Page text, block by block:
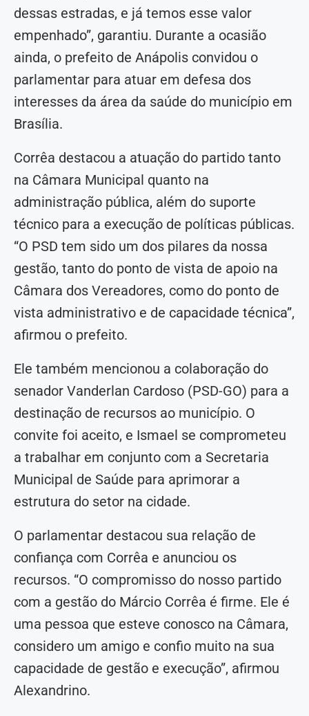
dessas estradas, e já temos esse valor
empenhado”, garantiu. Durante a ocasião
ainda, o prefeito de Anápolis convidou o
parlamentar para atuar em defesa dos
interesses da área da saúde do município em
Brasília.
Corrêa destacou a atuação do partido tanto
na Câmara Municipal quanto na
administração pública, além do suporte
técnico para a execução de políticas públicas.
“O PSD tem sido um dos pilares da nossa
gestão, tanto do ponto de vista de apoio na
Câmara dos Vereadores, como do ponto de
vista administrativo e de capacidade técnica”,
afirmou o prefeito.
Ele também mencionou a colaboração do
senador Vanderlan Cardoso (PSD-GO) para a
destinação de recursos ao município. O
convite foi aceito, e Ismael se comprometeu
a trabalhar em conjunto com a Secretaria
Municipal de Saúde para aprimorar a
estrutura do setor na cidade.
O parlamentar destacou sua relação de
confiança com Corrêa e anunciou os
recursos. “O compromisso do nosso partido
com a gestão do Márcio Corrêa é firme. Ele é
uma pessoa que esteve conosco na Câmara,
considero um amigo e confio muito na sua
capacidade de gestão e execução”, afirmou
Alexandrino.